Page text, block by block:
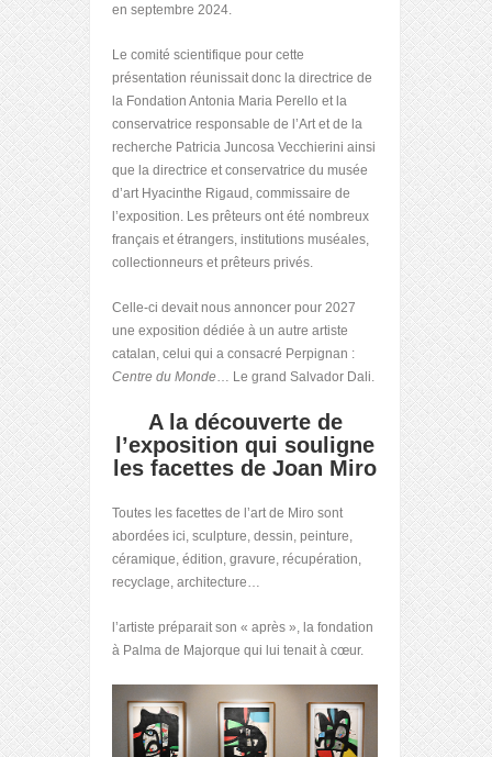
en septembre 2024.
Le comité scientifique pour cette
présentation réunissait donc la directrice de
la Fondation Antonia Maria Perello et la
conservatrice responsable de l’Art et de la
recherche Patricia Juncosa Vecchierini ainsi
que la directrice et conservatrice du musée
d’art Hyacinthe Rigaud, commissaire de
l’exposition. Les prêteurs ont été nombreux
français et étrangers, institutions muséales,
collectionneurs et prêteurs privés.
Celle-ci devait nous annoncer pour 2027
une exposition dédiée à un autre artiste
catalan, celui qui a consacré Perpignan :
Centre du Monde… Le grand Salvador Dali.
A la découverte de
l’exposition qui souligne
les facettes de Joan Miro
Toutes les facettes de l’art de Miro sont
abordées ici, sculpture, dessin, peinture,
céramique, édition, gravure, récupération,
recyclage, architecture…
l’artiste préparait son « après », la fondation
à Palma de Majorque qui lui tenait à cœur.